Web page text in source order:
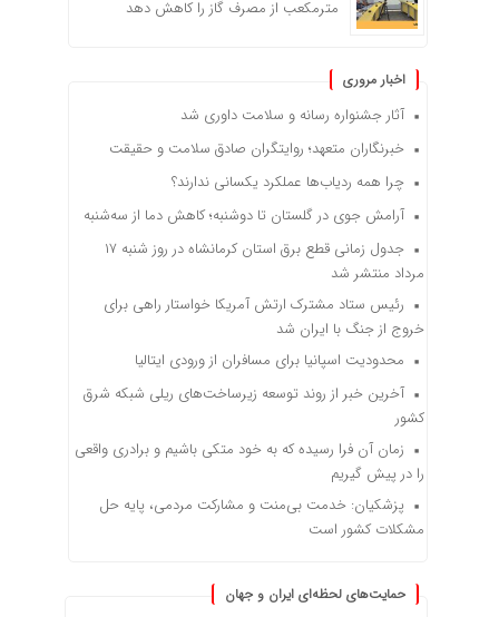
مترمکعب از مصرف گاز را کاهش دهد
اخبار مروری
آثار جشنواره رسانه و سلامت داوری شد
خبرنگاران متعهد؛ روایتگران صادق سلامت و حقیقت
چرا همه ردیاب‌ها عملکرد یکسانی ندارند؟
آرامش جوی در گلستان تا دوشنبه؛ کاهش دما از سه‌شنبه
جدول زمانی قطع برق استان کرمانشاه در روز شنبه ۱۷
مرداد منتشر شد
رئیس ستاد مشترک ارتش آمریکا خواستار راهی برای
خروج از جنگ با ایران شد
محدودیت اسپانیا برای مسافران از ورودی ایتالیا
آخرین خبر از روند توسعه زیرساخت‌های ریلی شبکه شرق
کشور
زمان آن فرا رسیده که به خود متکی باشیم و برادری واقعی
را در پیش گیریم
پزشکیان: خدمت بی‌منت و مشارکت مردمی، پایه حل
مشکلات کشور است
حمایت‌های لحظه‌ای ایران و جهان